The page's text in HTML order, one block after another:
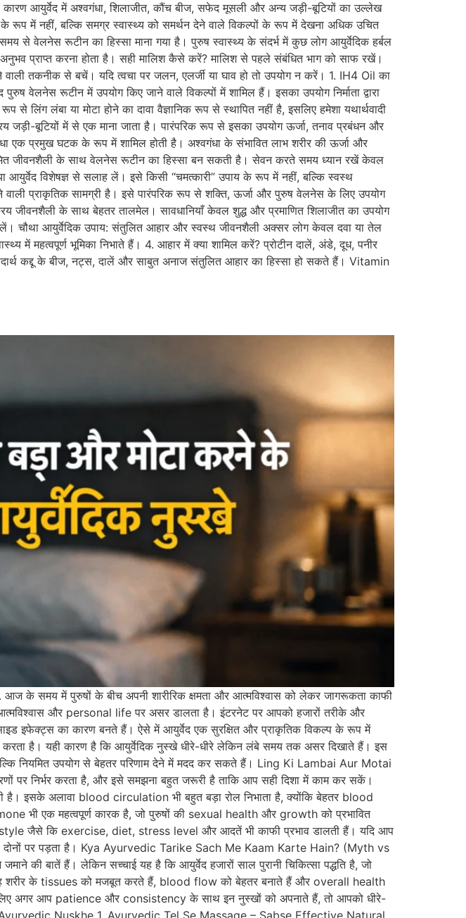
कारण आयुर्वेद में अश्वगंधा, शिलाजीत, कौंच बीज, सफेद मूसली और अन्य जड़ी-बूटियों का उल्लेख
के रूप में नहीं, बल्कि समग्र स्वास्थ्य को समर्थन देने वाले विकल्पों के रूप में देखना अधिक उचित
से वेलनेस रूटीन का हिस्सा माना गया है। पुरुष स्वास्थ्य के संदर्भ में कुछ लोग आयुर्वेदिक हर्बल
प्राप्त करना होता है। सही मालिश कैसे करें? मालिश से पहले संबंधित भाग को साफ रखें।
तकनीक से बचें। यदि त्वचा पर जलन, एलर्जी या घाव हो तो उपयोग न करें। 1. IH4 Oil का
रूटीन में उपयोग किए जाने वाले विकल्पों में शामिल हैं। इसका उपयोग निर्माता द्वारा
लिंग लंबा या मोटा होने का दावा वैज्ञानिक रूप से स्थापित नहीं है, इसलिए हमेशा यथार्थवादी
बूटियों में से एक माना जाता है। पारंपरिक रूप से इसका उपयोग ऊर्जा, तनाव प्रबंधन और
एक प्रमुख घटक के रूप में शामिल होती है। अश्वगंधा के संभावित लाभ शरीर की ऊर्जा और
जीवनशैली के साथ वेलनेस रूटीन का हिस्सा बन सकती है। सेवन करते समय ध्यान रखें केवल
आयुर्वेद विशेषज्ञ से सलाह लें। इसे किसी “चमत्कारी” उपाय के रूप में नहीं, बल्कि स्वस्थ
प्राकृतिक सामग्री है। इसे पारंपरिक रूप से शक्ति, ऊर्जा और पुरुष वेलनेस के लिए उपयोग
जीवनशैली के साथ बेहतर तालमेल। सावधानियाँ केवल शुद्ध और प्रमाणित शिलाजीत का उपयोग
चौथा आयुर्वेदिक उपाय: संतुलित आहार और स्वस्थ जीवनशैली अक्सर लोग केवल दवा या तेल
में महत्वपूर्ण भूमिका निभाते हैं। 4. आहार में क्या शामिल करें? प्रोटीन दालें, अंडे, दूध, पनीर
कद्दू के बीज, नट्स, दालें और साबुत अनाज संतुलित आहार का हिस्सा हो सकते हैं। Vitamin
के समय में पुरुषों के बीच अपनी शारीरिक क्षमता और आत्मविश्वास को लेकर जागरूकता काफी
और personal life पर असर डालता है। इंटरनेट पर आपको हजारों तरीके और
इफेक्ट्स का कारण बनते हैं। ऐसे में आयुर्वेद एक सुरक्षित और प्राकृतिक विकल्प के रूप में
है। यही कारण है कि आयुर्वेदिक नुस्खे धीरे-धीरे लेकिन लंबे समय तक असर दिखाते हैं। इस
नियमित उपयोग से बेहतर परिणाम देने में मदद कर सकते हैं। Ling Ki Lambai Aur Motai
निर्भर करता है, और इसे समझना बहुत जरूरी है ताकि आप सही दिशा में काम कर सकें।
इसके अलावा blood circulation भी बहुत बड़ा रोल निभाता है, क्योंकि बेहतर blood
भी एक महत्वपूर्ण कारक है, जो पुरुषों की sexual health और growth को प्रभावित
जैसे कि exercise, diet, stress level और आदतें भी काफी प्रभाव डालती हैं। यदि आप
पर पड़ता है। Kya Ayurvedic Tarike Sach Me Kaam Karte Hain? (Myth vs
की बातें हैं। लेकिन सच्चाई यह है कि आयुर्वेद हजारों साल पुरानी चिकित्सा पद्धति है, जो
शरीर के tissues को मजबूत करते हैं, blood flow को बेहतर बनाते हैं और overall health
अगर आप patience और consistency के साथ इन नुस्खों को अपनाते हैं, तो आपको धीरे-
Nuskhe 1. Ayurvedic Tel Se Massage – Sabse Effective Natural